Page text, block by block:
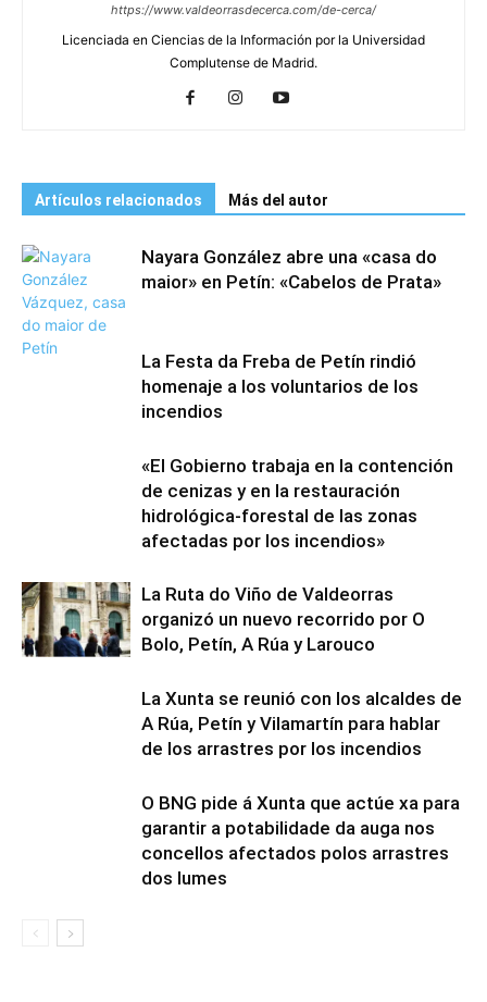
https://www.valdeorrasdecerca.com/de-cerca/
Licenciada en Ciencias de la Información por la Universidad
Complutense de Madrid.
Artículos relacionados Más del autor
Nayara González abre una «casa do
maior» en Petín: «Cabelos de Prata»
La Festa da Freba de Petín rindió
homenaje a los voluntarios de los
incendios
«El Gobierno trabaja en la contención
de cenizas y en la restauración
hidrológica-forestal de las zonas
afectadas por los incendios»
La Ruta do Viño de Valdeorras
organizó un nuevo recorrido por O
Bolo, Petín, A Rúa y Larouco
La Xunta se reunió con los alcaldes de
A Rúa, Petín y Vilamartín para hablar
de los arrastres por los incendios
O BNG pide á Xunta que actúe xa para
garantir a potabilidade da auga nos
concellos afectados polos arrastres
dos lumes